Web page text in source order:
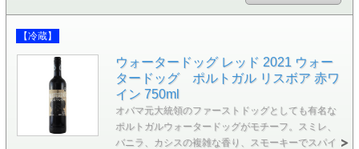
【冷蔵】
ウォータードッグ レッド 2021 ウォー
タードッグ ポルトガル リスボア 赤ワ
イン 750ml
オバマ元大統領のファーストドッグとしても有名な
ポルトガルウォータードッグがモチーフ。スミレ、
バニラ、カシスの複雑な香り、スモーキーでスパイ